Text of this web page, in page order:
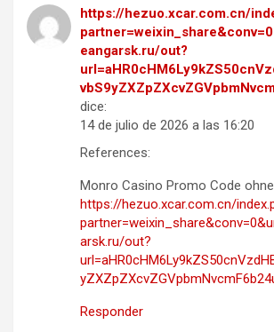
https://hezuo.xcar.com.cn/
eangarsk.ru/out?
dice:
14 de julio de 2026 a las 16:20
References:
Monro Casino Promo Code
https://hezuo.xcar.com.cn/
arsk.ru/out?
Responder